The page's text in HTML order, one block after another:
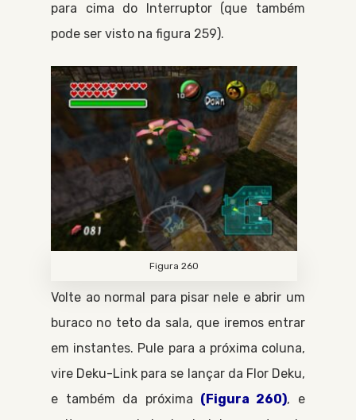
para cima do Interruptor(que também
pode ser visto na figura 259).
Figura 260
Volte ao normal para pisar nele e abrir um
buraco no teto da sala, que iremos entrar
em instantes. Pule para a próxima coluna,
vire Deku-Link para se lançar da Flor Deku,
e também da próxima (Figura 260), e